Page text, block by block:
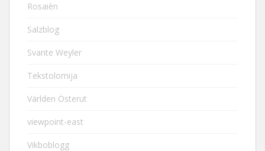
Rosaièn
Salzblog
Svante Weyler
Tekstolomija
Världen Österut
viewpoint-east
Vikboblogg